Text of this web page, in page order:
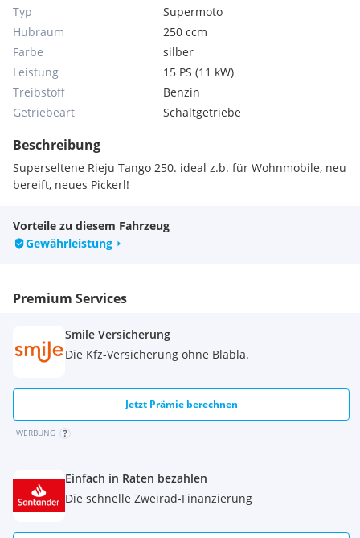
Typ
Supermoto
Hubraum
250 ccm
Farbe
silber
Leistung
15 PS (11 kW)
Treibstoff
Benzin
Getriebeart
Schaltgetriebe
Beschreibung
Superseltene Rieju Tango 250. ideal z.b. für Wohnmobile, neu
bereift, neues Pickerl!
Vorteile zu diesem Fahrzeug
Gewährleistung
Premium Services
Smile Versicherung
Die Kfz-Versicherung ohne Blabla.
Jetzt Prämie berechnen
WERBUNG
Einfach in Raten bezahlen
Die schnelle Zweirad-Finanzierung